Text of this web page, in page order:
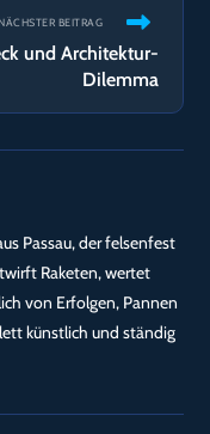
BEITRAG
und Architektur-
Dilemma
Passau, der felsenfest
Raketen, wertet
von Erfolgen, Pannen
künstlich und ständig